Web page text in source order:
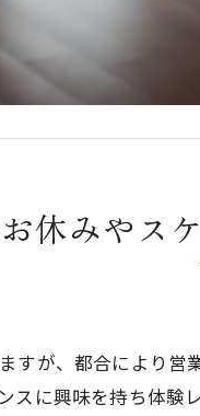
休みやス
すが、都合により
スに興味を持ち体